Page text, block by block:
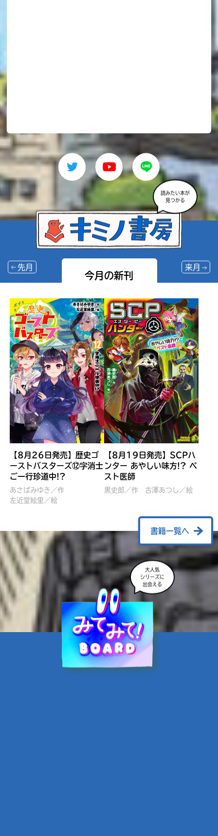
読みたい本が
見つかる
今月の新刊
先月 来月
ぼくたちのマインクラフト
冒険記 エンチャント剣
VS暴走モブ
営委員会／協力
レッツゴー！まいぜんシス
ターズ とつぜん、王様に
佐久間さのすけ／絵
【8月26日発売】歴史ゴ
ーストバスターズ⑫字消士
ご一行珍道中!?
あさばみゆき／作
左近堂絵里／絵
【8月19日発売】SCPハ
ンター あやしい味方!? ペ
スト医師
黒史郎／作 古澤あつし／絵
書籍一覧へ
大人気
シリーズに
出会える